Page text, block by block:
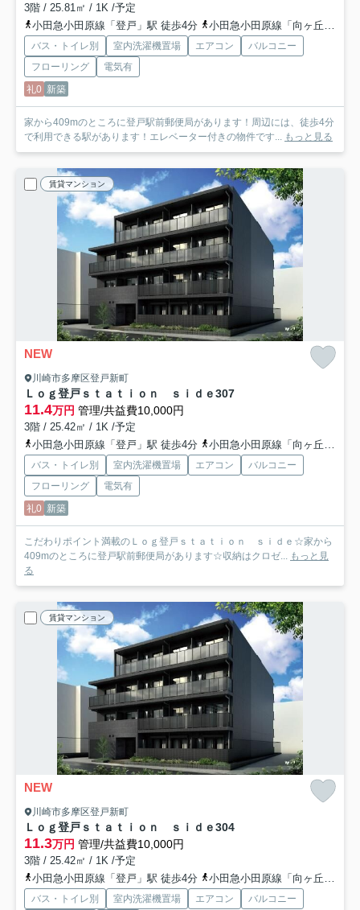
3階 / 25.81㎡ / 1K /予定
小田急小田原線「登戸」駅 徒歩4分
小田急小田原線「向ヶ丘遊園」駅 徒歩11分
バス・トイレ別 室内洗濯機置場 エアコン
バルコニー
フローリング
電気有
礼0 新築
家から409mのところに登戸駅前郵便局があります！周辺には、徒歩4分
で利用できる駅があります！エレベーター付きの物件です... もっと見る
賃貸マンション
NEW
川崎市多摩区登戸新町
Ｌｏｇ登戸ｓｔａｔｉｏｎ ｓｉｄｅ307
11.4万円 管理/共益費10,000円
3階 / 25.42㎡ / 1K /予定
小田急小田原線「登戸」駅 徒歩4分
小田急小田原線「向ヶ丘遊園」駅 徒歩11分
バス・トイレ別 室内洗濯機置場 エアコン
バルコニー
フローリング
電気有
礼0 新築
こだわりポイント満載のＬｏｇ登戸ｓｔａｔｉｏｎ ｓｉｄｅ☆家から
409mのところに登戸駅前郵便局があります☆収納はクロゼ... もっと見
る
賃貸マンション
NEW
川崎市多摩区登戸新町
Ｌｏｇ登戸ｓｔａｔｉｏｎ ｓｉｄｅ304
11.3万円 管理/共益費10,000円
3階 / 25.42㎡ / 1K /予定
小田急小田原線「登戸」駅 徒歩4分
小田急小田原線「向ヶ丘遊園」駅 徒歩11分
バス・トイレ別 室内洗濯機置場 エアコン バルコニー